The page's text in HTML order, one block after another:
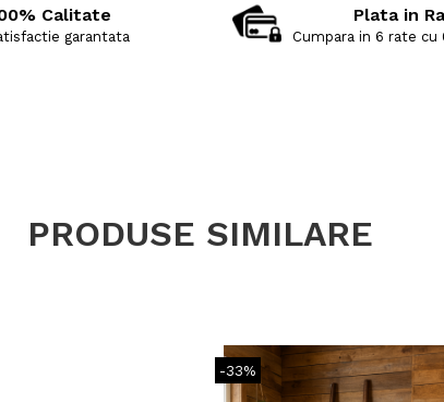
Calitate
garantata
Plata in
Cumpara in 6 rate cu
PRODUSE SIMILARE
-33%